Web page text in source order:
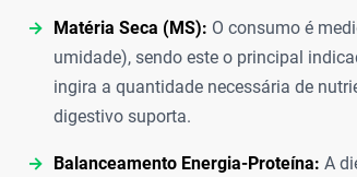
Matéria Seca (MS): O consumo é
umidade), sendo este o principal
ingira a quantidade necessária de
digestivo suporta.
Balanceamento Energia-Proteína: A